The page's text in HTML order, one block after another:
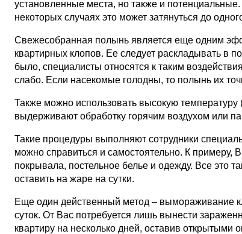
установленные места, но также и
некоторых случаях это может затянуться до
Свежесобранная полынь является еще одним
квартирных клопов. Ее следует раскладывать в
было, специалисты относятся к таким
слабо. Если насекомые голодны, то полынь их
Также можно использовать высокую
выдерживают обработку горячим воздухом или
Такие процедуры выполняют сотрудники
можно справиться и самостоятельно. К примеру,
покрывала, постельное белье и одежду. Все это
оставить на жаре на сутки.
Еще один действенный метод – вымораживание
суток. От Вас потребуется лишь вынести
квартиру на несколько дней, оставив открытыми